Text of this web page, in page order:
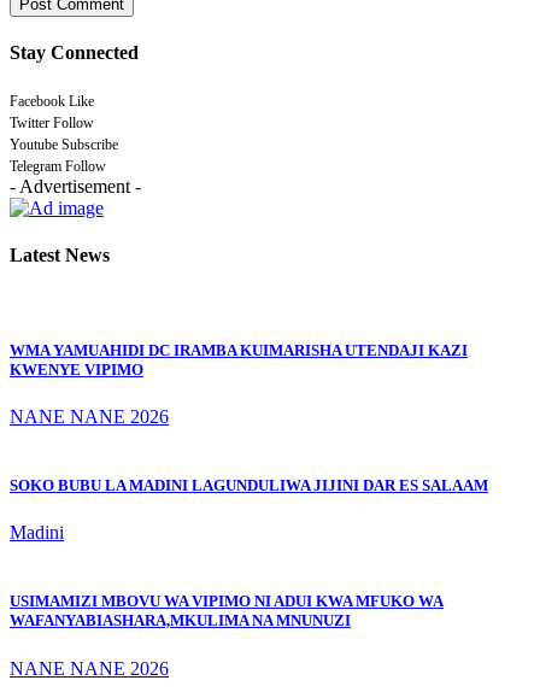
Stay Connected
Facebook Like
Twitter Follow
Youtube Subscribe
Telegram Follow
- Advertisement -
Latest News
WMA YAMUAHIDI DC IRAMBA KUIMARISHA UTENDAJI KAZI
KWENYE VIPIMO
NANE NANE 2026
SOKO BUBU LA MADINI LAGUNDULIWA JIJINI DAR ES SALAAM
Madini
USIMAMIZI MBOVU WA VIPIMO NI ADUI KWA MFUKO WA
WAFANYABIASHARA,MKULIMA NA MNUNUZI
NANE NANE 2026